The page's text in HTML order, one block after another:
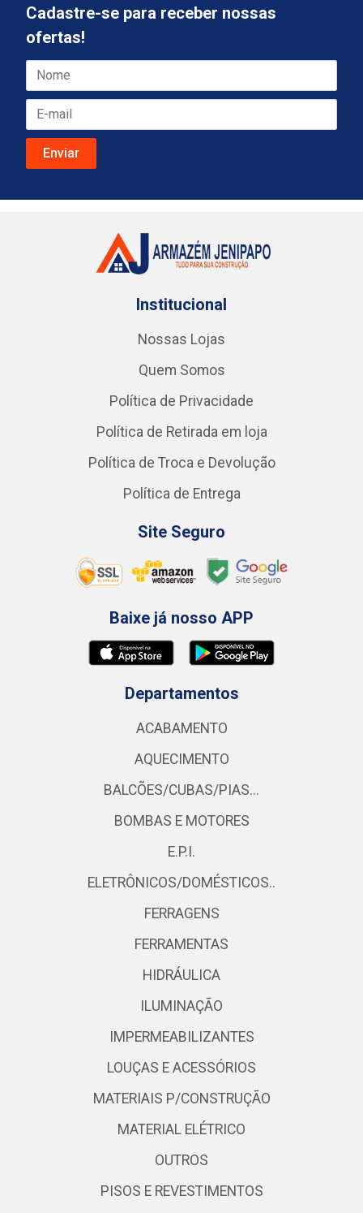
Cadastre-se para receber nossas
ofertas!
Institucional
Nossas Lojas
Quem Somos
Política de Privacidade
Política de Retirada em loja
Política de Troca e Devolução
Política de Entrega
Site Seguro
Baixe já nosso APP
Departamentos
ACABAMENTO
AQUECIMENTO
BALCÕES/CUBAS/PIAS...
BOMBAS E MOTORES
E.P.I.
ELETRÔNICOS/DOMÉSTICOS..
FERRAGENS
FERRAMENTAS
HIDRÁULICA
ILUMINAÇÃO
IMPERMEABILIZANTES
LOUÇAS E ACESSÓRIOS
MATERIAIS P/CONSTRUÇÃO
MATERIAL ELÉTRICO
OUTROS
PISOS E REVESTIMENTOS